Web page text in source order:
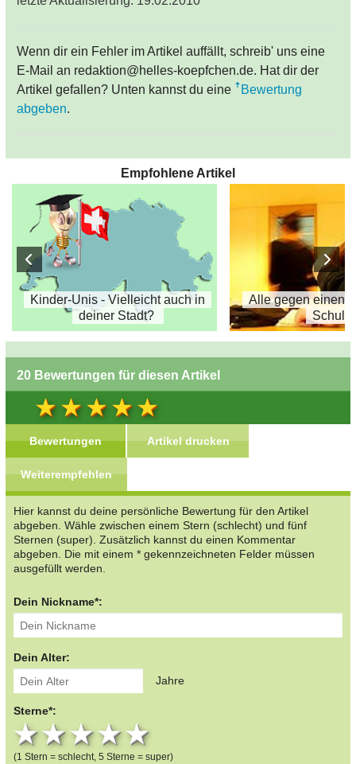
Wenn dir ein Fehler im Artikel auffällt, schreib' uns eine
E-Mail an redaktion@helles-koepfchen.de. Hat dir der
Artikel gefallen? Unten kannst du eine
Bewertung
abgeben.
Empfohlene Artikel
Kinder-Unis - Vielleicht auch in
deiner Stadt?
Alle gegen einen -
20 Bewertungen für diesen Artikel
Bewertungen Artikel drucken
Weiterempfehlen
Hier kannst du deine persönliche Bewertung für den Artikel
abgeben. Wähle zwischen einem Stern (schlecht) und fünf
Sternen (super). Zusätzlich kannst du einen Kommentar
abgeben. Die mit einem * gekennzeichneten Felder müssen
ausgefüllt werden.
Dein Nickname*:
Dein Alter:
Jahre
Sterne*:
4 stars
3 stars
2 stars
1 star
(1 Stern = schlecht, 5 Sterne = super)